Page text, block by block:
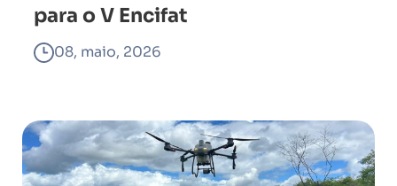
para o V Encifat
08, maio, 2026